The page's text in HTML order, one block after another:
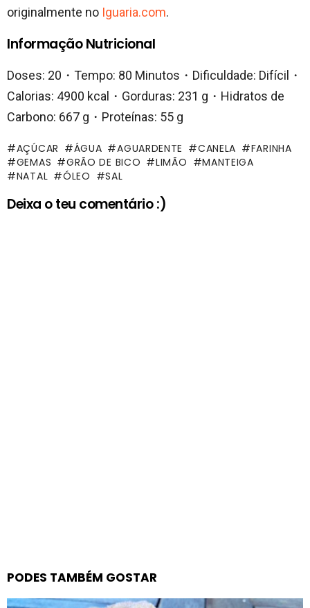
originalmente no Iguaria.com.
Informação Nutricional
Doses: 20・Tempo: 80 Minutos・Dificuldade: Difícil・
Calorias: 4900 kcal・Gorduras: 231 g・Hidratos de
Carbono: 667 g・Proteínas: 55 g
AÇÚCAR ÁGUA AGUARDENTE CANELA
FARINHA
GEMAS
GRÃO DE BICO LIMÃO
MANTEIGA
NATAL
ÓLEO SAL
Deixa o teu comentário :)
PODES TAMBÉM GOSTAR